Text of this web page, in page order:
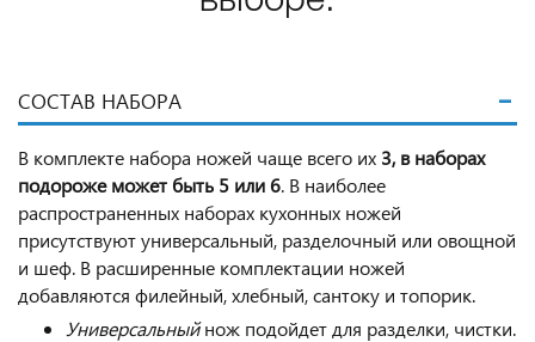
СОСТАВ НАБОРА
В комплекте набора ножей чаще всего их 3, в наборах
подороже может быть 5 или 6. В наиболее
распространенных наборах кухонных ножей
присутствуют универсальный, разделочный или овощной
и шеф. В расширенные комплектации ножей
добавляются филейный, хлебный, сантоку и топорик.
Универсальныйнож подойдет для разделки, чистки.